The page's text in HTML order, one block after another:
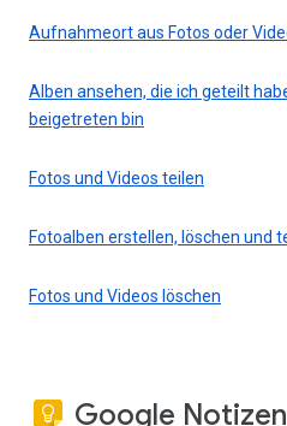
Aufnahmeort aus Fotos oder
Alben ansehen, die ich geteilt
beigetreten bin
Fotos und Videos teilen
Fotoalben erstellen, löschen und
Fotos und Videos löschen
Google Notizen